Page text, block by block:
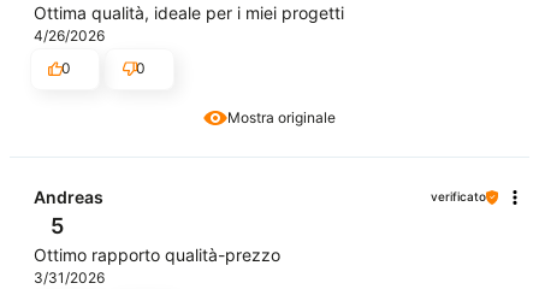
Mostra originale
Ottima qualità, ideale per i miei progetti
4/26/2026
0
0
Andreas verificato
5
Ottimo rapporto qualità-prezzo
3/31/2026